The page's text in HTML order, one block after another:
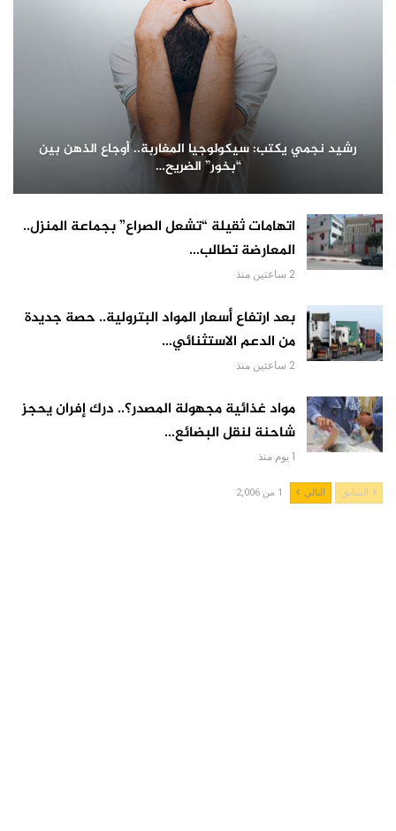
رشيد نجمي يكتب: سيكولوجيا المغاربة.. أوجاع الذهن بين
“بخور” الضريح…
اتهامات ثقيلة “تشعل الصراع” بجماعة المنزل..
المعارضة تطالب…
2 ساعتين منذ
بعد ارتفاع أسعار المواد البترولية.. حصة جديدة
من الدعم الاستثنائي…
2 ساعتين منذ
مواد غذائية مجهولة المصدر؟.. درك إفران يحجز
شاحنة لنقل البضائع…
1 يوم منذ
السابق التالي 1 من 2,006